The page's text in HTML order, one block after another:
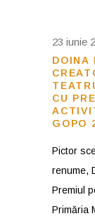
23 iunie
DOINA
CU
GOPO
Pictor
renume,
Premiul
Primăria